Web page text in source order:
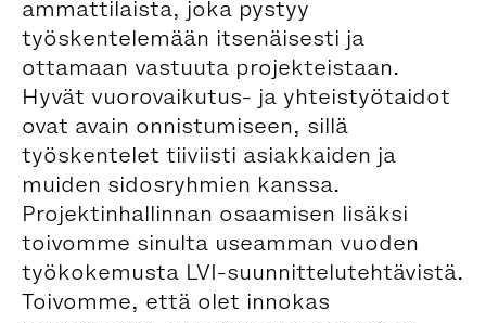
ammattilaista, joka pystyy
työskentelemään itsenäisesti ja
ottamaan vastuuta projekteistaan.
Hyvät vuorovaikutus- ja yhteistyötaidot
ovat avain onnistumiseen, sillä
työskentelet tiiviisti asiakkaiden ja
muiden sidosryhmien kanssa.
Projektinhallinnan osaamisen lisäksi
toivomme sinulta useamman vuoden
työkokemusta LVI-suunnittelutehtävistä.
Toivomme, että olet innokas